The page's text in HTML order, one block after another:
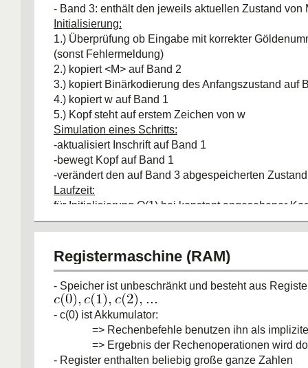
- Band 3: enthält den jeweils aktuellen Zustand von
Initialisierung:
1.) Überprüfung ob Eingabe mit korrekter
(sonst Fehlermeldung)
2.) kopiert <M> auf Band 2
3.) kopiert Binärkodierung des Anfangszustand auf
4.) kopiert w auf Band 1
5.) Kopf steht auf erstem Zeichen von w
Simulation eines Schritts:
-aktualisiert Inschrift auf Band 1
-bewegt Kopf auf Band 1
-verändert den auf Band 3 abgespeicherten Zustand
Laufzeit:
für Initialisierung O(1) bei konstant angesehener
-Laufzeit eines Schritts ist kosntant
=> U simuliert M mit konstantem Zeitverlust
=> wenn wir als 1-Band simulieren quadratischer
=> konstanter Zeitverlust: wenn GN auf Spur 2 und
3 mit dem Kopf der TM M mitführen(?)
Registermaschine (RAM)
- Speicher ist unbeschränkt und besteht aus
- c(0) ist Akkumulator:
=> Rechenbefehle benutzen ihn als
=> Ergebnis der Rechenoperationen wird
- Register enthalten beliebig große ganze Zahlen